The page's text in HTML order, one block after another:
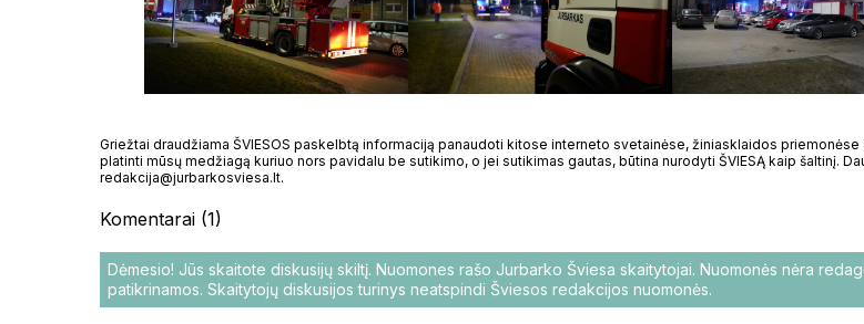
Griežtai draudžiama ŠVIESOS paskelbtą informaciją panaudoti kitose interneto svetainėse, žiniasklaidos priemonėse
platinti mūsų medžiagą kuriuo nors pavidalu be sutikimo, o jei sutikimas gautas, būtina nurodyti ŠVIESĄ kaip šaltinį.
redakcija@jurbarkosviesa.lt.
Komentarai (1)
Dėmesio! Jūs skaitote diskusijų skiltį. Nuomones rašo Jurbarko Šviesa skaitytojai. Nuomonės nėra
patikrinamos. Skaitytojų diskusijos turinys neatspindi Šviesos redakcijos nuomonės.